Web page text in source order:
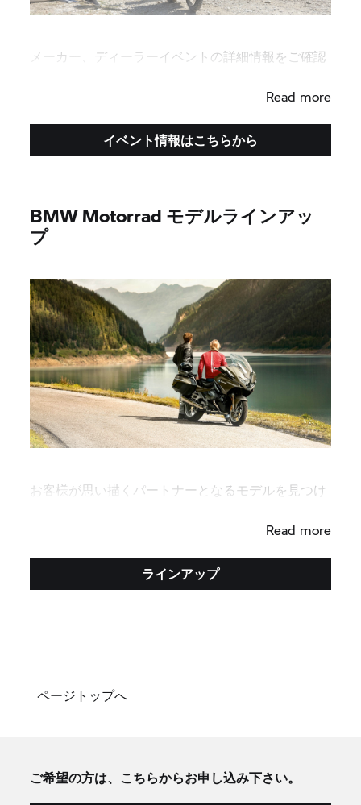
メーカー、ディーラーイベントの詳細情報をご確認
Read more
イベント情報はこちらから
BMW Motorrad モデルラインアッ
プ
お客様が思い描くパートナーとなるモデルを見つけ
Read more
ラインアップ
ページトップへ
ご希望の方は、こちらからお申し込み下さい。